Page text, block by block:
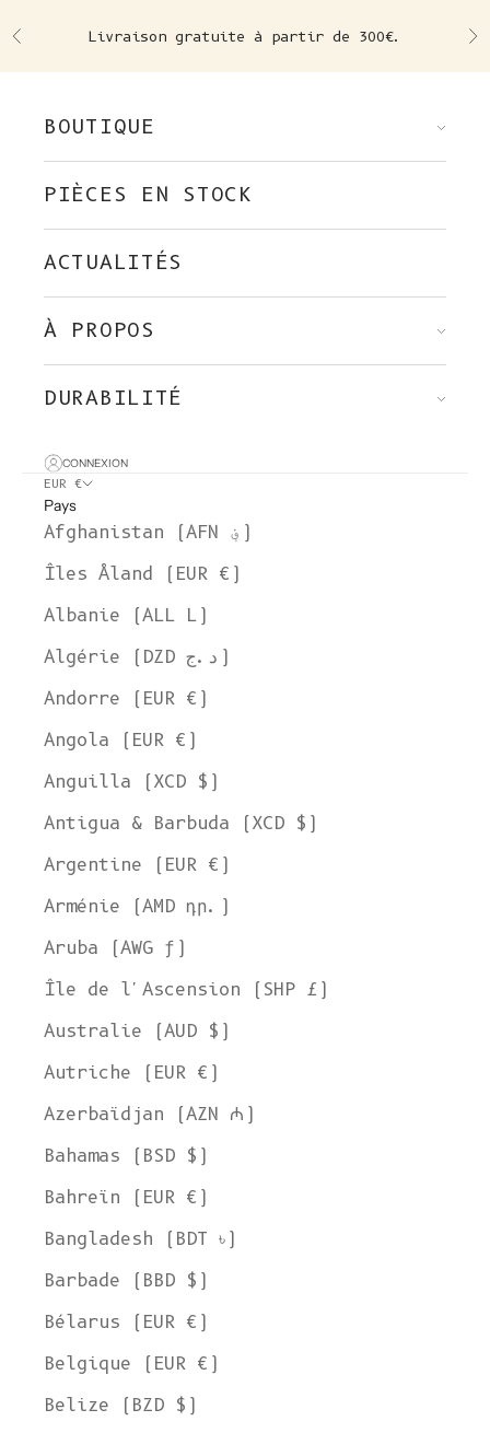
Précédent Livraison gratuite à partir de 300€.
BOUTIQUE
PIÈCES EN STOCK
ACTUALITÉS
À PROPOS
DURABILITÉ
CONNEXION
EUR €
Pays
Afghanistan (AFN ؋)
Îles Åland (EUR €)
Albanie (ALL L)
Algérie (DZD د.ج)
Andorre (EUR €)
Angola (EUR €)
Anguilla (XCD $)
Antigua & Barbuda (XCD $)
Argentine (EUR €)
Arménie (AMD դր.)
Aruba (AWG ƒ)
Île de l'Ascension (SHP £)
Australie (AUD $)
Autriche (EUR €)
Azerbaïdjan (AZN ₼)
Bahamas (BSD $)
Bahreïn (EUR €)
Bangladesh (BDT ৳)
Barbade (BBD $)
Bélarus (EUR €)
Belgique (EUR €)
Belize (BZD $)